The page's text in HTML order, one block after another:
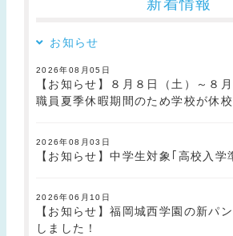
お知らせ
2026年08月05日
【お知らせ】８月８日（土）～８
職員夏季休暇期間のため学校が休
2026年08月03日
【お知らせ】中学生対象｢高校入学
2026年06月10日
【お知らせ】福岡城西学園の新パ
しました！